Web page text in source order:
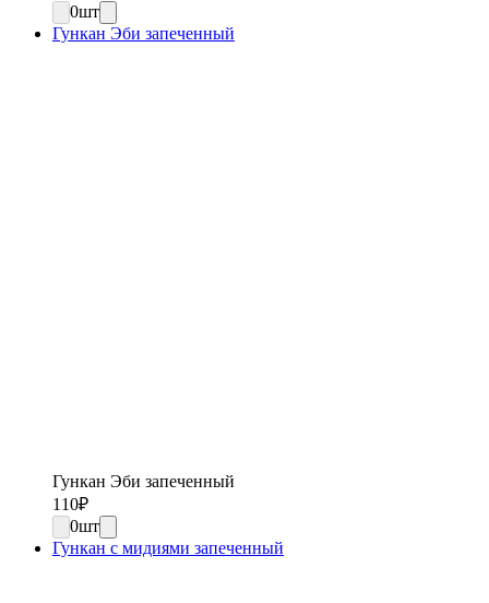
0шт
Гункан Эби запеченный
Гункан Эби запеченный
110₽
0шт
Гункан с мидиями запеченный